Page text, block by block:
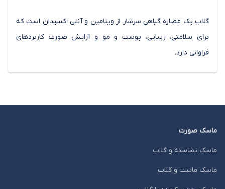
گلاب یک عصاره گیاهی سرشار از ویتامین و آنتی اکسیدان است که
برای سلامتی، زیبایی، پوست و مو و آرایش صورت کاربردهای
فراوانی دارد.
ماسک صورت
ماسک نشاسته و گلاب
ماسک ماست و گلاب